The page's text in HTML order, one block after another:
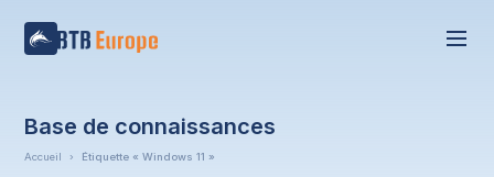
Base de connaissances
Accueil › Étiquette « Windows 11 »